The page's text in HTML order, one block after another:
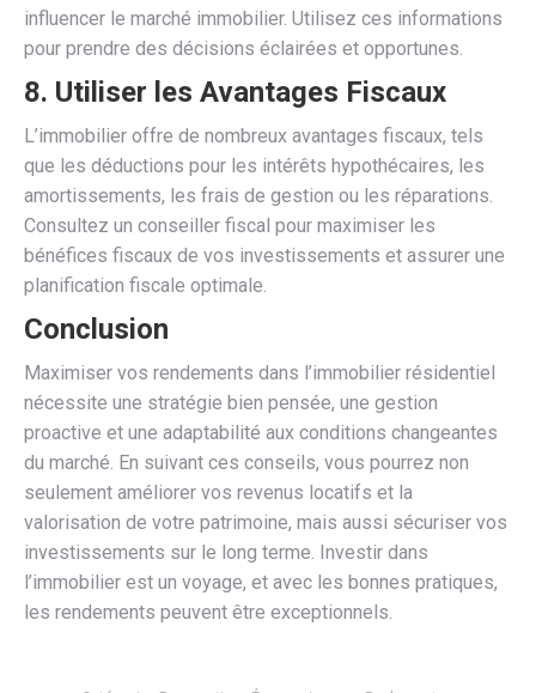
influencer le marché immobilier. Utilisez ces informations
pour prendre des décisions éclairées et opportunes.
8. Utiliser les Avantages Fiscaux
L’immobilier offre de nombreux avantages fiscaux, tels
que les déductions pour les intérêts hypothécaires, les
amortissements, les frais de gestion ou les réparations.
Consultez un conseiller fiscal pour maximiser les
bénéfices fiscaux de vos investissements et assurer une
planification fiscale optimale.
Conclusion
Maximiser vos rendements dans l’immobilier résidentiel
nécessite une stratégie bien pensée, une gestion
proactive et une adaptabilité aux conditions changeantes
du marché. En suivant ces conseils, vous pourrez non
seulement améliorer vos revenus locatifs et la
valorisation de votre patrimoine, mais aussi sécuriser vos
investissements sur le long terme. Investir dans
l’immobilier est un voyage, et avec les bonnes pratiques,
les rendements peuvent être exceptionnels.